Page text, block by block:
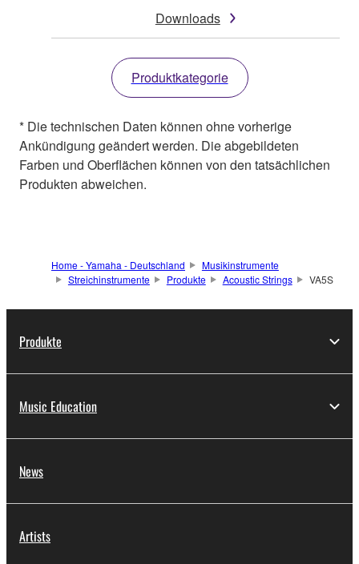
Downloads
Produktkategorie
* Die technischen Daten können ohne vorherige
Ankündigung geändert werden. Die abgebildeten
Farben und Oberflächen können von den tatsächlichen
Produkten abweichen.
Home - Yamaha - Deutschland
Musikinstrumente
Streichinstrumente
Produkte Acoustic Strings VA5S
Produkte
Music Education
News
Artists